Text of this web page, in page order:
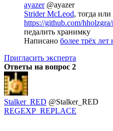
ayazer @ayazer
Strider McLeod, тогда или
https://github.com/
педалить хранимку
Написано более трёх лет
Пригласить эксперта
Ответы на вопрос 2
Stalker_RED @Stalker_RED
REGEXP_REPLACE